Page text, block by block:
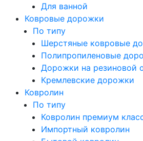
Для ванной
Ковровые дорожки
По типу
Шерстяные ковровые
Полипропиленовые
Дорожки на резиновой
Кремлевские дорожки
Ковролин
По типу
Ковролин премиум
Импортный ковролин